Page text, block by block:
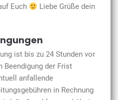
Euch
Liebe Grüße dein
ist bis zu 24 Stunden vor
Beendigung der Frist
anfallende
in Rechnung